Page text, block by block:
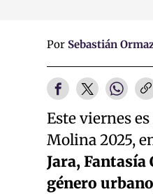
Por Sebastián
Este viernes
Molina 2025,
Jara,
género